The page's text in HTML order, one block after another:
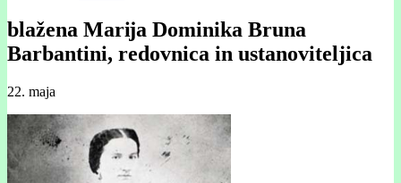
blažena Marĳa Dominika Bruna
Barbantini, redovnica in ustanoviteljica
22. maja